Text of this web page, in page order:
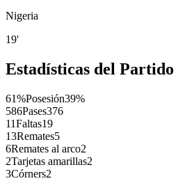
Nigeria
19'
Estadísticas del Partido
61%Posesión39%
586Pases376
11Faltas19
13Remates5
6Remates al arco2
2Tarjetas amarillas2
3Córners2